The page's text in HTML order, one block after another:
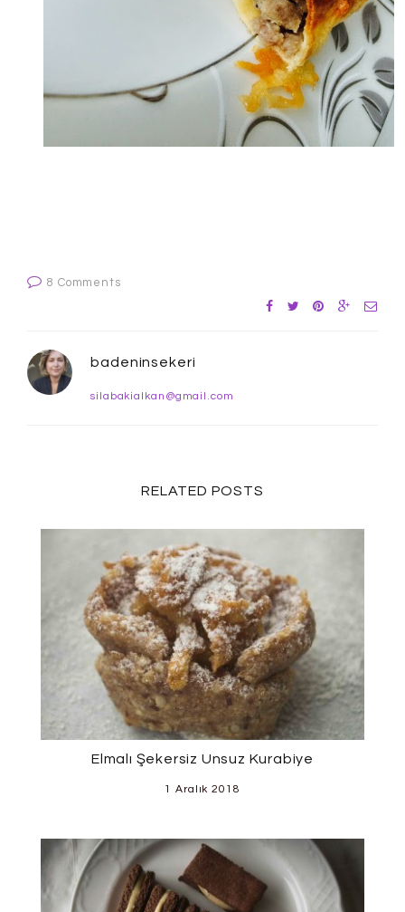
8 Comments
badeninsekeri
silabakialkan@gmail.com
RELATED POSTS
Elmalı Şekersiz Unsuz Kurabiye
1 Aralık 2018